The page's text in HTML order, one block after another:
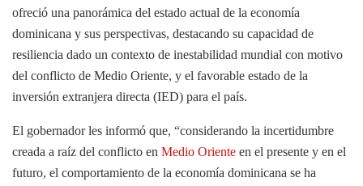
ofreció una panorámica del estado actual de la economía
dominicana y sus perspectivas, destacando su capacidad de
resiliencia dado un contexto de inestabilidad mundial con motivo
del conflicto de Medio Oriente, y el favorable estado de la
inversión extranjera directa (IED) para el país.
El gobernador les informó que, “considerando la incertidumbre
creada a raíz del conflicto en Medio Oriente en el presente y en el
futuro, el comportamiento de la economía dominicana se ha